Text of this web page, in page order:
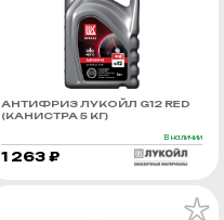
АНТИФРИЗ ЛУКОЙЛ G12 RED
(КАНИСТРА 5 КГ)
В наличии
1 263 ₽